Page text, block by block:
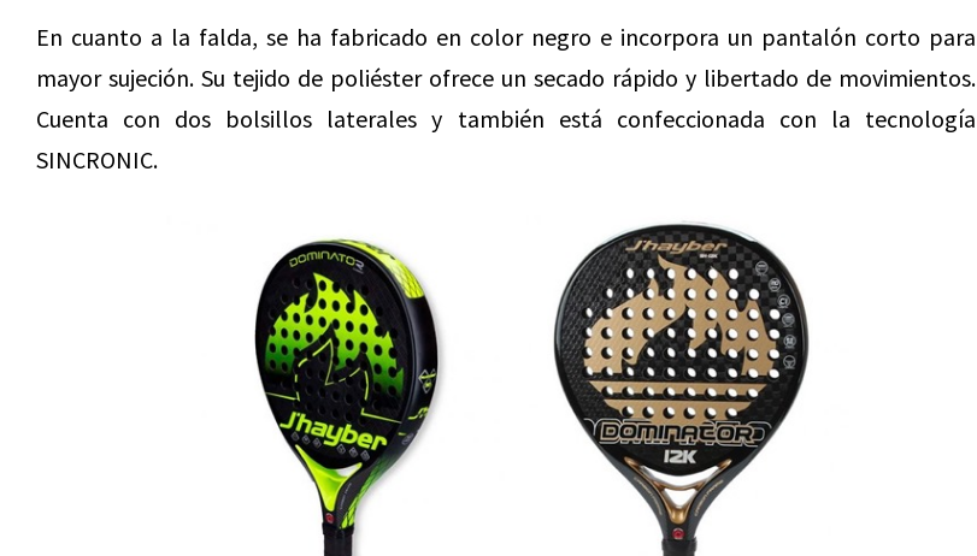
En cuanto a la falda, se ha fabricado en color negro e incorpora un pantalón corto para
mayor sujeción. Su tejido de poliéster ofrece un secado rápido y libertado de movimientos.
Cuenta con dos bolsillos laterales y también está confeccionada con la tecnología
SINCRONIC.